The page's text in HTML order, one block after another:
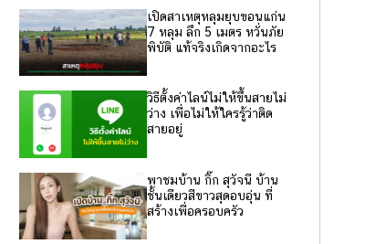
เปิดสาเหตุหลุมยุบขอนแก่น
7 หลุม ลึก 5 เมตร หวั่นภัย
พิบัติ แท้จริงเกิดจากอะไร
วิธีตั้งค่าไลน์ไม่ให้ขึ้นสายไม่
ว่าง เพื่อไม่ให้ใครรู้ว่าติด
สายอยู่
พาชมบ้าน กิ๊ก สุวัจนี บ้าน
ชั้นเดียวสีขาวสุดอบอุ่น ที่
สร้างเพื่อครอบครัว